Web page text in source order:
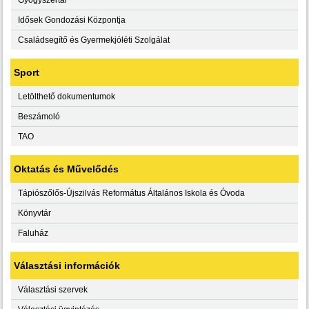
Idősek Gondozási Központja
Családsegítő és Gyermekjóléti Szolgálat
Sport
Letölthető dokumentumok
Beszámoló
TAO
Oktatás és Művelődés
Tápiószőlős-Újszilvás Református Általános Iskola és Óvoda
Könyvtár
Faluház
Választási információk
Választási szervek